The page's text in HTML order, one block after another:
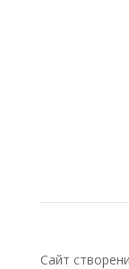
Сайт